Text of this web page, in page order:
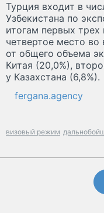
Турция входит в
Узбекистана по
итогам первых трех
четвертое место
от общего объема
Китая (20,0%),
у Казахстана (6,8%).
fergana.agency
визовый режим